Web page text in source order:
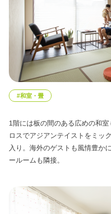
#和室・畳
1階には板の間のある広めの和
ロスでアジアンテイストをミッ
入り。海外のゲストも風情豊か
ールームも隣接。